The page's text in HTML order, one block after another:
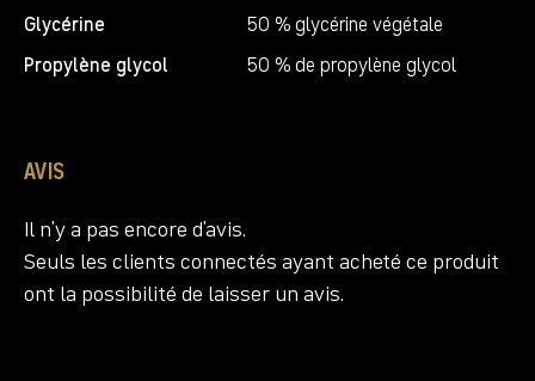
Glycérine
50 % glycérine végétale
Propylène glycol
50 % de propylène glycol
AVIS
Il n’y a pas encore d’avis.
Seuls les clients connectés ayant acheté ce produit
ont la possibilité de laisser un avis.